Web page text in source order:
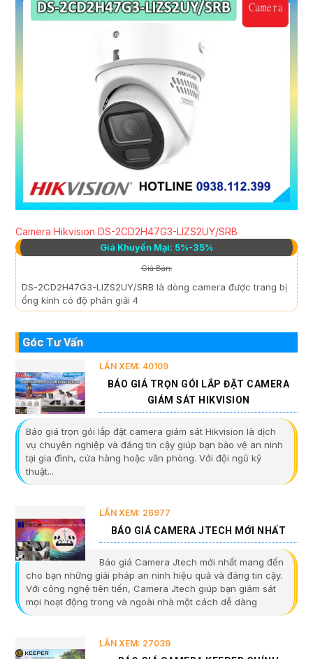
Camera Hikvision DS-2CD2H47G3-LIZS2UY/SRB
Giá Khuyến Mại: 5%-35%
Giá Bán:
DS-2CD2H47G3-LIZS2UY/SRB là dòng camera được trang bị
ống kính có độ phân giải 4
Góc Tư Vấn
LẦN XEM: 40109
BÁO GIÁ TRỌN GÓI LẮP ĐẶT CAMERA
GIÁM SÁT HIKVISION
Báo giá trọn gói lắp đặt camera giám sát Hikvision là dịch
vụ chuyên nghiệp và đáng tin cậy giúp bạn bảo vệ an ninh
tại gia đình, cửa hàng hoặc văn phòng. Với đội ngũ kỹ
thuật...
LẦN XEM: 26977
BÁO GIÁ CAMERA JTECH MỚI NHẤT
Báo giá Camera Jtech mới nhất mang đến
cho bạn những giải pháp an ninh hiệu quả và đáng tin cậy.
Với công nghệ tiên tiến, Camera Jtech giúp bạn giám sát
mọi hoạt động trong và ngoài nhà một cách dễ dàng
LẦN XEM: 27039